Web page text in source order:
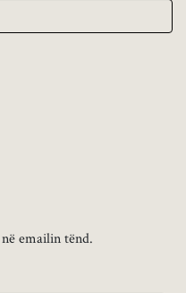
emailin tënd.